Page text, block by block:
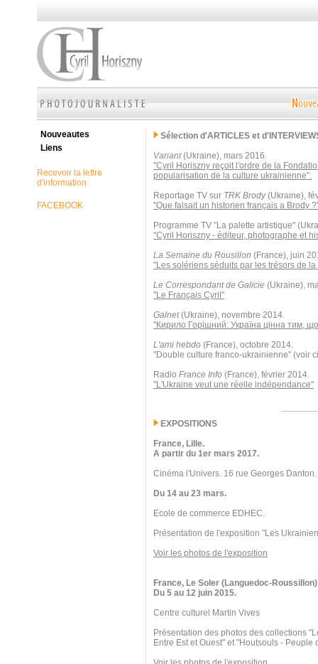
Nouveautes
Liens
Recevoir la lettre
d'information
FACEBOOK
Sélection d'ARTICLES et
Variant(Ukraine), mars 2016.
"Cyril Horiszny reçoit l'ordre de la
popularisation de la culture ukrainienne".
Reportage TV sur TRK Brody(Ukraine),
"Que faisait un historien français a Brody
Programme TV "La palette artistique"
"Cyril Horiszny - éditeur, photographe et
La Semaine du Rousillon (France), juin
"Les solériens séduits par les trésors de
Le Correspondant de Galicie (Ukraine),
"Le Français Cyril"
Galnet(Ukraine), novembre 2014.
"Кирило Горішний: Україна цінна тим,
L'ami hebdo (France), octobre 2014.
"Double culture franco-ukrainienne" (voir
Radio France Info (France), février 2014.
"L'Ukraine veut une réelle indépendance"
EXPOSITIONS
France, Lille.
A partir du 1er mars 2017.
Cinéma l'Univers. 16 rue Georges Danton.
Du 14 au 23 mars.
Ecole de commerce EDHEC.
Présentation de l'exposition "Les
Voir les photos de l'exposition
France, Le Soler (Languedoc-Roussillon)
Du 5 au 12 juin 2015.
Centre culturel Martin Vives
Présentation des photos des collections
Entre Est et Ouest" et "Houtsouls - Peuple